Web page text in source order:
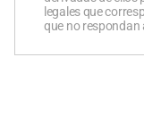
legales que
que no respondan